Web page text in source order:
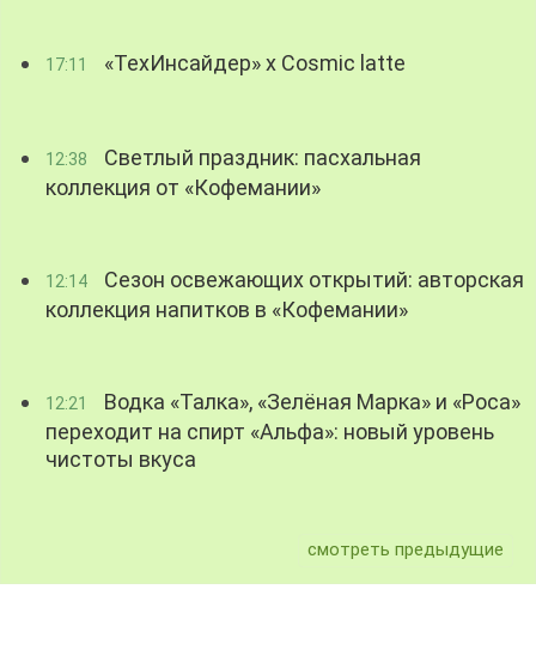
17:11 «ТехИнсайдер» х Cosmic latte
12:38
Светлый праздник: пасхальная
коллекция от «Кофемании»
12:14
Сезон освежающих открытий: авторская
коллекция напитков в «Кофемании»
12:21
Водка «Талка», «Зелёная Марка» и «Роса»
переходит на спирт «Альфа»: новый уровень
чистоты вкуса
смотреть предыдущие